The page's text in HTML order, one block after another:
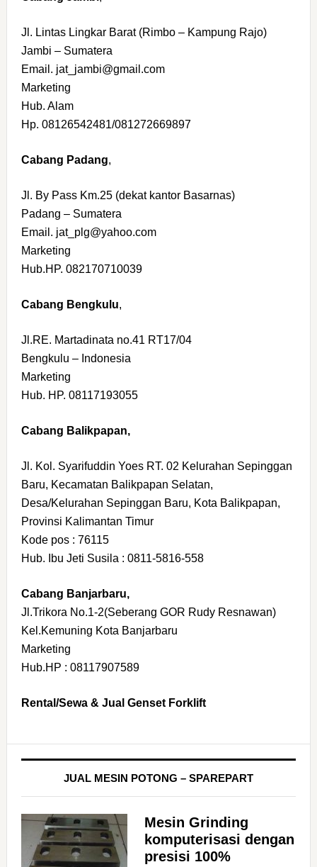
Jl. Lintas Lingkar Barat (Rimbo – Kampung Rajo)
Jambi – Sumatera
Email. jat_jambi@gmail.com
Marketing
Hub. Alam
Hp. 08126542481/081272669897
Cabang Padang,
Jl. By Pass Km.25 (dekat kantor Basarnas)
Padang – Sumatera
Email. jat_plg@yahoo.com
Marketing
Hub.HP. 082170710039
Cabang Bengkulu,
Jl.RE. Martadinata no.41 RT17/04
Bengkulu – Indonesia
Marketing
Hub. HP. 08117193055
Cabang Balikpapan,
Jl. Kol. Syarifuddin Yoes RT. 02 Kelurahan Sepinggan
Baru, Kecamatan Balikpapan Selatan,
Desa/Kelurahan Sepinggan Baru, Kota Balikpapan,
Provinsi Kalimantan Timur
Kode pos : 76115
Hub. Ibu Jeti Susila : 0811-5816-558
Cabang Banjarbaru,
Jl.Trikora No.1-2(Seberang GOR Rudy Resnawan)
Kel.Kemuning Kota Banjarbaru
Marketing
Hub.HP : 08117907589
Rental/Sewa & Jual Genset Forklift
JUAL MESIN POTONG – SPAREPART
Mesin Grinding
komputerisasi dengan
presisi 100%